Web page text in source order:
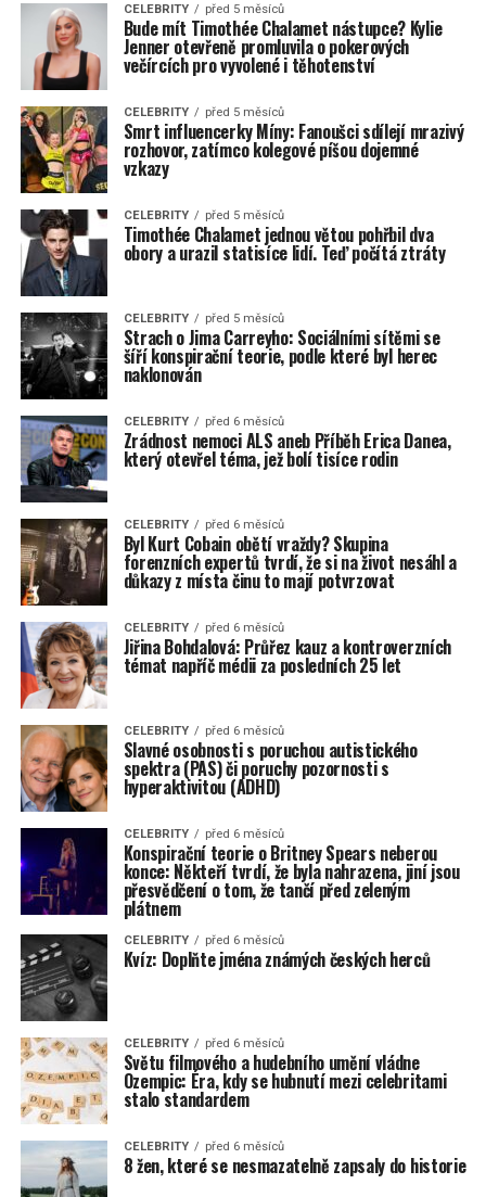
CELEBRITY před 5 měsíců
Bude mít Timothée Chalamet nástupce? Kylie
Jenner otevřeně promluvila o pokerových
večírcích pro vyvolené i těhotenství
CELEBRITY před 5 měsíců
Smrt influencerky Míny: Fanoušci sdílejí mrazivý
rozhovor, zatímco kolegové píšou dojemné
vzkazy
CELEBRITY před 5 měsíců
Timothée Chalamet jednou větou pohřbil dva
obory a urazil statisíce lidí. Teď počítá ztráty
CELEBRITY před 5 měsíců
Strach o Jima Carreyho: Sociálními sítěmi se
šíří konspirační teorie, podle které byl herec
naklonován
CELEBRITY před 6 měsíců
Zrádnost nemoci ALS aneb Příběh Erica Danea,
který otevřel téma, jež bolí tisíce rodin
CELEBRITY před 6 měsíců
Byl Kurt Cobain obětí vraždy? Skupina
forenzních expertů tvrdí, že si na život nesáhl a
důkazy z místa činu to mají potvrzovat
CELEBRITY před 6 měsíců
Jiřina Bohdalová: Průřez kauz a kontroverzních
témat napříč médii za posledních 25 let
CELEBRITY před 6 měsíců
Slavné osobnosti s poruchou autistického
spektra (PAS) či poruchy pozornosti s
hyperaktivitou (ADHD)
CELEBRITY před 6 měsíců
Konspirační teorie o Britney Spears neberou
konce: Někteří tvrdí, že byla nahrazena, jiní jsou
přesvědčení o tom, že tančí před zeleným
plátnem
CELEBRITY před 6 měsíců
Kvíz: Doplňte jména známých českých herců
CELEBRITY před 6 měsíců
Světu filmového a hudebního umění vládne
Ozempic: Éra, kdy se hubnutí mezi celebritami
stalo standardem
CELEBRITY před 6 měsíců
8 žen, které se nesmazatelně zapsaly do historie